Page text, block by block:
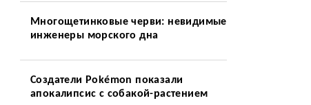
Многощетинковые черви: невидимые
инженеры морского дна
Создатели Pokémon показали
апокалипсис с собакой-растением